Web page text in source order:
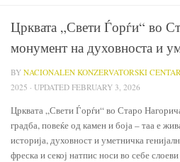
Црквата „Свети Ѓорѓи“ во
монумент на духовноста и
BY NACIONALEN KONZERVATORSKI
2025 · UPDATED FEBRUARY 3, 2026
Црквата „Свети Ѓорѓи“ во Старо
градба, повеќе од камен и боја – таа е
историја, духовност и уметничка
фреска и секој натпис носи во себе